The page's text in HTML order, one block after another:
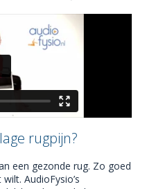
rugpijn?
een gezonde rug. Zo goed
AudioFysio’s